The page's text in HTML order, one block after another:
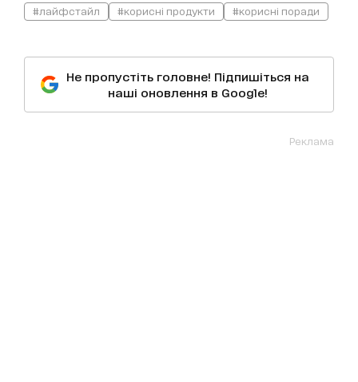
#лайфстайл #корисні продукти #корисні поради
Не пропустіть головне! Підпишіться на
наші оновлення в Google!
Реклама